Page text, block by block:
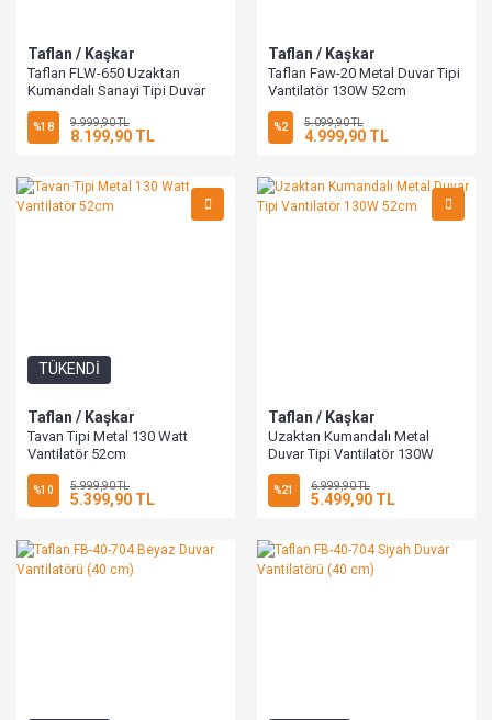
Taflan / Kaşkar
Taflan FLW-650 Uzaktan
Kumandalı Sanayi Tipi Duvar
Vantilatörü 180W 70cm
%18 9.999,90 TL
8.199,90 TL
Taflan / Kaşkar
Taflan Faw-20 Metal Duvar Tipi
Vantilatör 130W 52cm
%2 5.099,90 TL
4.999,90 TL
TÜKENDİ
Taflan / Kaşkar
Tavan Tipi Metal 130 Watt
Vantilatör 52cm
%10 5.999,90 TL
5.399,90 TL
Taflan / Kaşkar
Uzaktan Kumandalı Metal
Duvar Tipi Vantilatör 130W
52cm
%21 6.999,90 TL
5.499,90 TL